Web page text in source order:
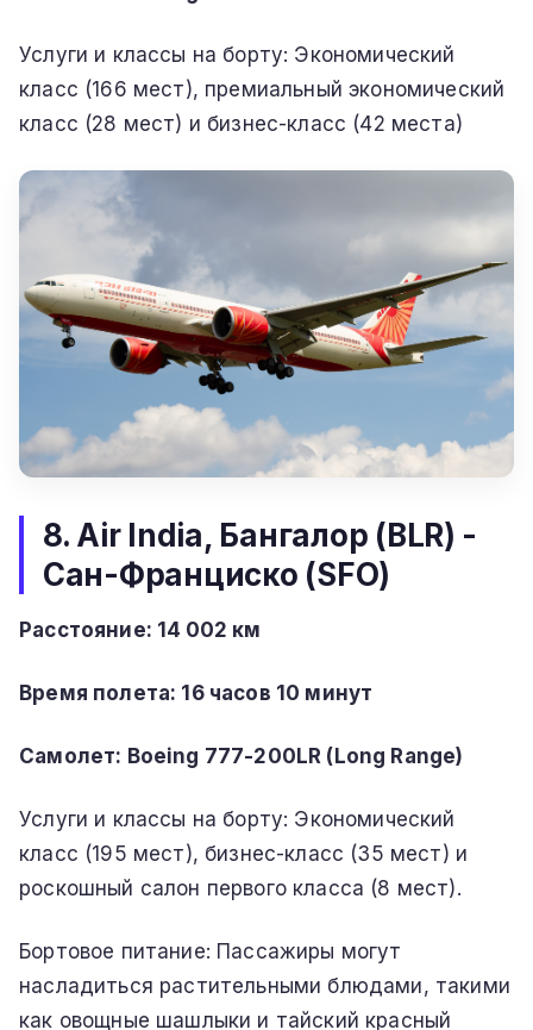
Услуги и классы на борту: Экономический
класс (166 мест), премиальный экономический
класс (28 мест) и бизнес-класс (42 места)
8. Air India, Бангалор (BLR) -
Сан-Франциско (SFO)
Расстояние: 14 002 км
Время полета: 16 часов 10 минут
Самолет: Boeing 777-200LR (Long Range)
Услуги и классы на борту: Экономический
класс (195 мест), бизнес-класс (35 мест) и
роскошный салон первого класса (8 мест).
Бортовое питание: Пассажиры могут
насладиться растительными блюдами, такими
как овощные шашлыки и тайский красный